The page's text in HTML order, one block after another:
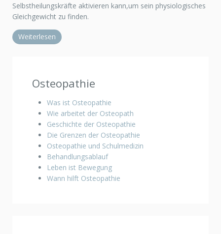
Selbstheilungskräfte aktivieren kann,um sein physiologisches
Gleichgewicht zu finden.
Weiterlesen
Osteopathie
Was ist Osteopathie
Wie arbeitet der Osteopath
Geschichte der Osteopathie
Die Grenzen der Osteopathie
Osteopathie und Schulmedizin
Behandlungsablauf
Leben ist Bewegung
Wann hilft Osteopathie